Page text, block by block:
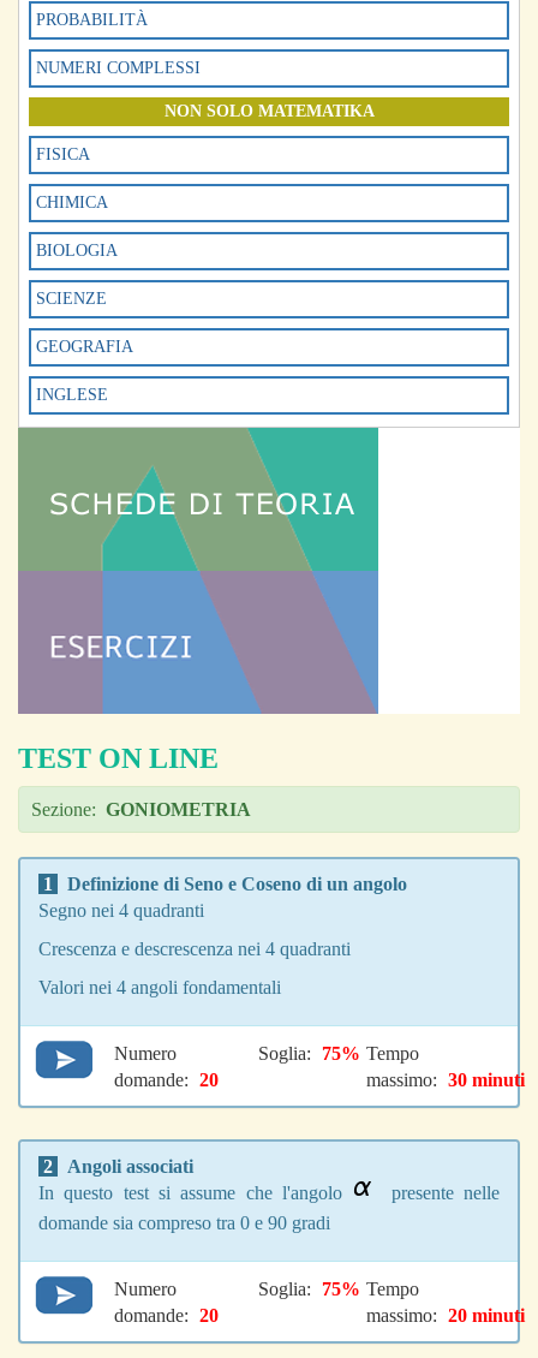
PROBABILITÀ
NUMERI COMPLESSI
NON SOLO MATEMATIKA
FISICA
CHIMICA
BIOLOGIA
SCIENZE
GEOGRAFIA
INGLESE
TEST ON LINE
Sezione: GONIOMETRIA
1
Definizione di Seno e Coseno di un angolo
Segno nei 4 quadranti
Crescenza e descrescenza nei 4 quadranti
Valori nei 4 angoli fondamentali
Numero
domande: 20
Soglia: 75% Tempo
massimo: 30 minuti
2
Angoli associati
In questo test si assume che l'angolo
presente nelle
domande sia compreso tra 0 e 90 gradi
Numero
domande: 20
Soglia: 75% Tempo
massimo: 20 minuti